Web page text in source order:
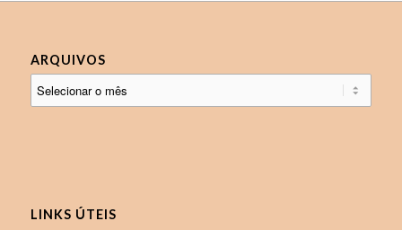
ARQUIVOS
LINKS ÚTEIS